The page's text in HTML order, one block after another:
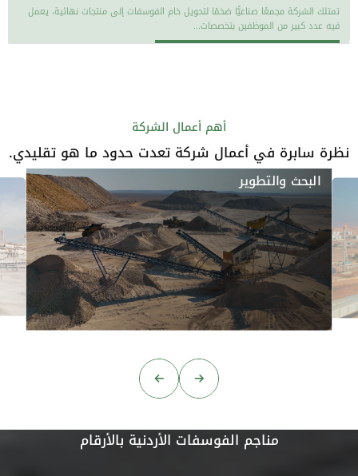
تمتلك الشركة مجمعًا صناعيًّا ضخمًا لتحويل خام الفوسفات إلى منتجات نهائية، يعمل
فيه عدد كبير من الموظفين بتخصصات...
أهم أعمال الشركة
نظرة سابرة في أعمال شركة تعدت حدود ما هو تقليدي.
البحث والتطوير
مناجم الفوسفات الأردنية بالأرقام